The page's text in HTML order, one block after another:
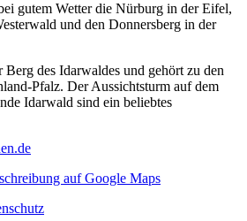
gutem Wetter die Nürburg in der Eifel,
und den Donnersberg in der
des Idarwaldes und gehört zu den
Pfalz. Der Aussichtsturm auf dem
Idarwald sind ein beliebtes
auf Google Maps